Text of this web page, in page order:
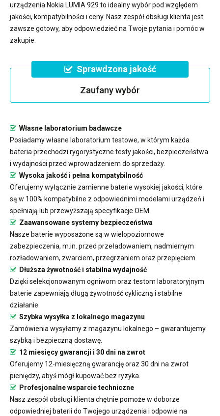
urządzenia Nokia LUMIA 929 to idealny wybór pod względem
jakości, kompatybilności i ceny. Nasz zespół obsługi klienta jest
zawsze gotowy, aby odpowiedzieć na Twoje pytania i pomóc w
zakupie.
Sprawdzona jakość
Zaufany wybór
Własne laboratorium badawcze
Posiadamy własne laboratorium testowe, w którym każda
bateria przechodzi rygorystyczne testy jakości, bezpieczeństwa
i wydajności przed wprowadzeniem do sprzedaży.
Wysoka jakość i pełna kompatybilność
Oferujemy wyłącznie zamienne baterie wysokiej jakości, które
są w 100% kompatybilne z odpowiednimi modelami urządzeń i
spełniają lub przewyższają specyfikacje OEM.
Zaawansowane systemy bezpieczeństwa
Nasze baterie wyposażone są w wielopoziomowe
zabezpieczenia, m.in. przed przeładowaniem, nadmiernym
rozładowaniem, zwarciem, przegrzaniem oraz przepięciem.
Dłuższa żywotność i stabilna wydajność
Dzięki selekcjonowanym ogniwom oraz testom laboratoryjnym
baterie zapewniają długą żywotność cykliczną i stabilne
działanie.
Szybka wysyłka z lokalnego magazynu
Zamówienia wysyłamy z magazynu lokalnego – gwarantujemy
szybką i bezpieczną dostawę.
12 miesięcy gwarancji i 30 dni na zwrot
Oferujemy 12-miesięczną gwarancję oraz 30 dni na zwrot
pieniędzy, abyś mógł kupować bez ryzyka.
Profesjonalne wsparcie techniczne
Nasz zespół obsługi klienta chętnie pomoże w doborze
odpowiedniej baterii do Twojego urządzenia i odpowie na